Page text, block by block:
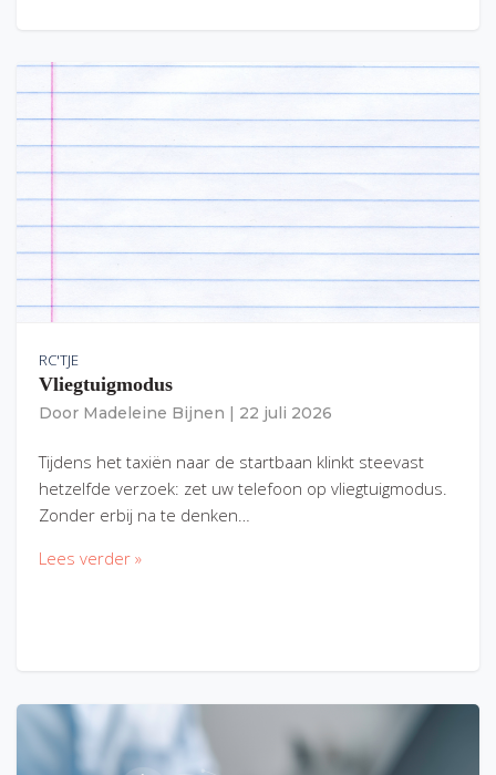
RC'TJE
Vliegtuigmodus
Door Madeleine Bijnen 22 juli 2026
Tijdens het taxiën naar de startbaan klinkt steevast
hetzelfde verzoek: zet uw telefoon op vliegtuigmodus.
Zonder erbij na te denken…
Lees verder »